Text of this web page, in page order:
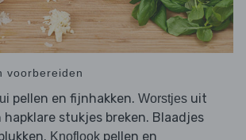
voorbereiden
ui pellen en fijnhakken. Worstjes uit
hapklare stukjes breken. Blaadjes
Knoflook pellen en